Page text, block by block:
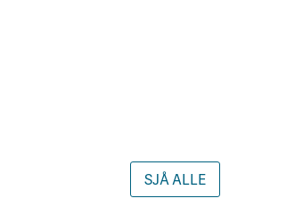
SJÅ ALLE